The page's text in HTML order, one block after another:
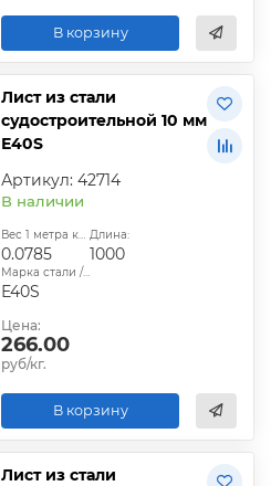
В корзину
Лист из стали
судостроительной 10 мм
Е40S
Артикул: 42714
В наличии
Вес 1 метра квадратного, т:
0.0785
Длина:
1000
Марка стали / сплава:
Е40S
Цена:
266.00
руб/кг.
В корзину
Лист из стали